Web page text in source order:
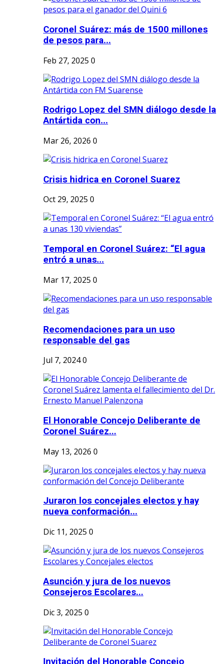
Coronel Suárez: más de 1500 millones
de pesos para...
Feb 27, 2025 0
Rodrigo Lopez del SMN diálogo desde la
Antártida con...
Mar 26, 2026 0
Crisis hidrica en Coronel Suarez
Oct 29, 2025 0
Temporal en Coronel Suárez: “El agua
entró a unas...
Mar 17, 2025 0
Recomendaciones para un uso
responsable del gas
Jul 7, 20240
El Honorable Concejo Deliberante de
Coronel Suárez...
May 13, 2026 0
Juraron los concejales electos y hay
nueva conformación...
Dic 11, 2025 0
Asunción y jura de los nuevos
Consejeros Escolares...
Dic 3, 2025 0
Invitación del Honorable Concejo